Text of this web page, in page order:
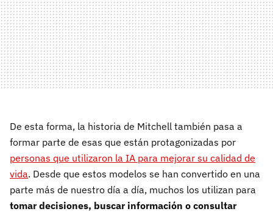
De esta forma, la historia de Mitchell también pasa a
formar parte de esas que están protagonizadas por
personas que utilizaron la IA para mejorar su calidad de
vida. Desde que estos modelos se han convertido en una
parte más de nuestro día a día, muchos los utilizan para
tomar decisiones, buscar información o consultar